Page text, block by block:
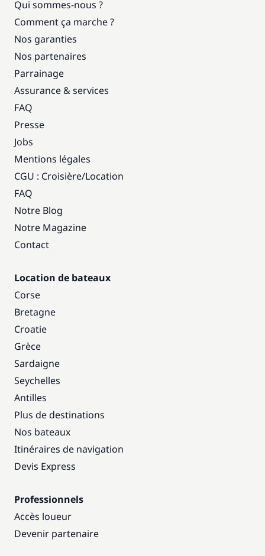
Qui sommes-nous ?
Comment ça marche ?
Nos garanties
Nos partenaires
Parrainage
Assurance & services
FAQ
Presse
Jobs
Mentions légales
CGU : Croisière/Location
FAQ
Notre Blog
Notre Magazine
Contact
Location de bateaux
Corse
Bretagne
Croatie
Grèce
Sardaigne
Seychelles
Antilles
Plus de destinations
Nos bateaux
Itinéraires de navigation
Devis Express
Professionnels
Accès loueur
Devenir partenaire